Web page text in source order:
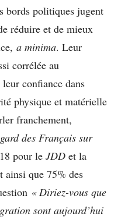
bords politiques jugent
réduire et de mieux
a minima. Leur
corrélée au
confiance dans
physique et matérielle
franchement,
des Français sur
pour le JDD et la
ainsi que 75% des
« Diriez-vous que
sont aujourd’hui